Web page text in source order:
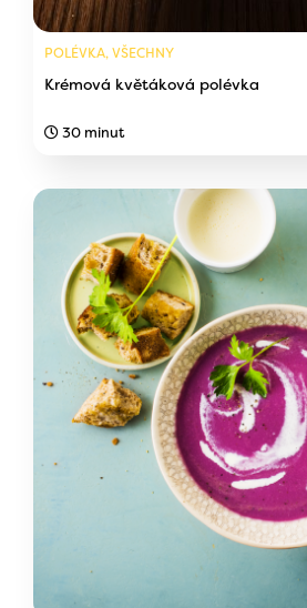
POLÉVKA, VŠECHNY
Krémová květáková polévka
30 minut